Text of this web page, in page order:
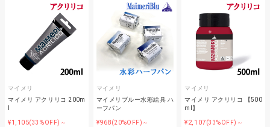
マイメリ
マイメリ アクリリコ 200m
¥1,105(33%OFF)～
マイメリ
マイメリブルー水彩絵具 ハ
ーフパン
¥968(20%OFF)～
マイメリ
マイメリ アクリリコ 【500
ml】
¥2,107(33%OFF)～